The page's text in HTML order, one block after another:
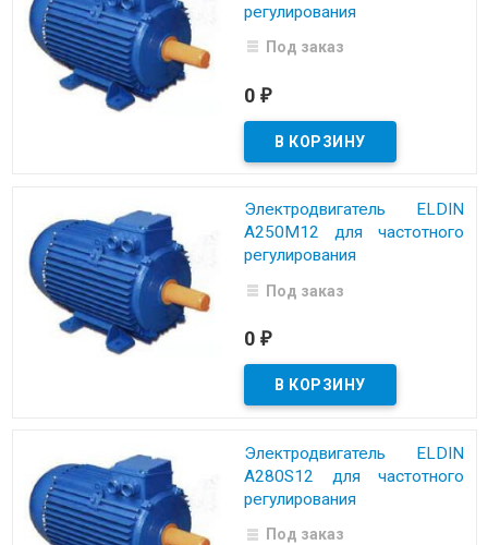
регулирования
Под заказ
0 ₽
Электродвигатель ELDIN
A250M12 для частотного
регулирования
Под заказ
0 ₽
Электродвигатель ELDIN
A280S12 для частотного
регулирования
Под заказ